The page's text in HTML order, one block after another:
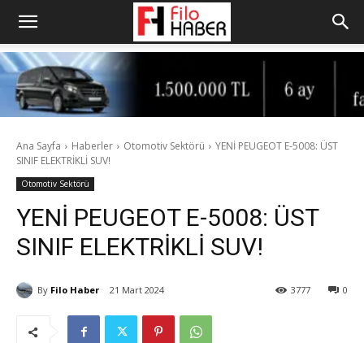
Ana Sayfa Haberler Otomotiv Sektörü
YENİ PEUGEOT E-5008: ÜST
SINIF ELEKTRİKLİ SUV!
Otomotiv Sektörü
YENİ PEUGEOT E-5008: ÜST
SINIF ELEKTRİKLİ SUV!
By Filo Haber 21 Mart 2024 0
3777